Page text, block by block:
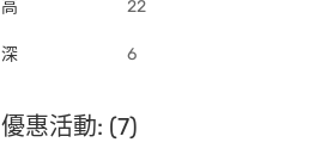
高 22
深 6
優惠活動: (7)